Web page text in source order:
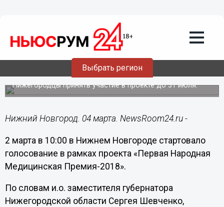
Выбрать регион
Стартовало голосование в рамках
проекта «Первая Народная
Медицинская Премия-2018»
Нижегородцы принять участие в проекте до 31 июля.
Нижний Новгород. 04 марта. NewsRoom24.ru -
2 марта в 10:00 в Нижнем Новгороде стартовало
голосование в рамках проекта «Первая Народная
Медицинская Премия-2018».
По словам и.о. заместителя губернатора
Нижегородской области Сергея Шевченко,